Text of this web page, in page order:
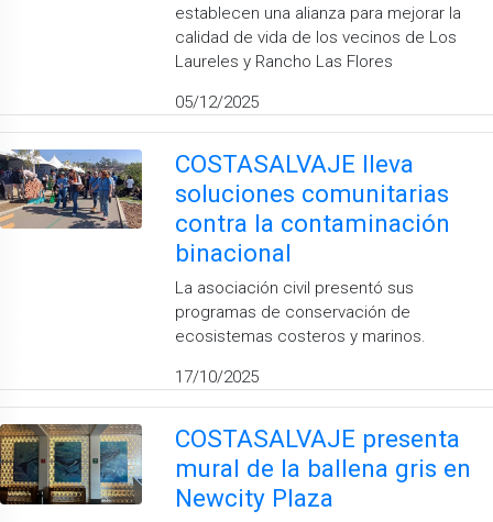
establecen una alianza para mejorar la
calidad de vida de los vecinos de Los
Laureles y Rancho Las Flores
05/12/2025
COSTASALVAJE lleva
soluciones comunitarias
contra la contaminación
binacional
La asociación civil presentó sus
programas de conservación de
ecosistemas costeros y marinos.
17/10/2025
COSTASALVAJE presenta
mural de la ballena gris en
Newcity Plaza